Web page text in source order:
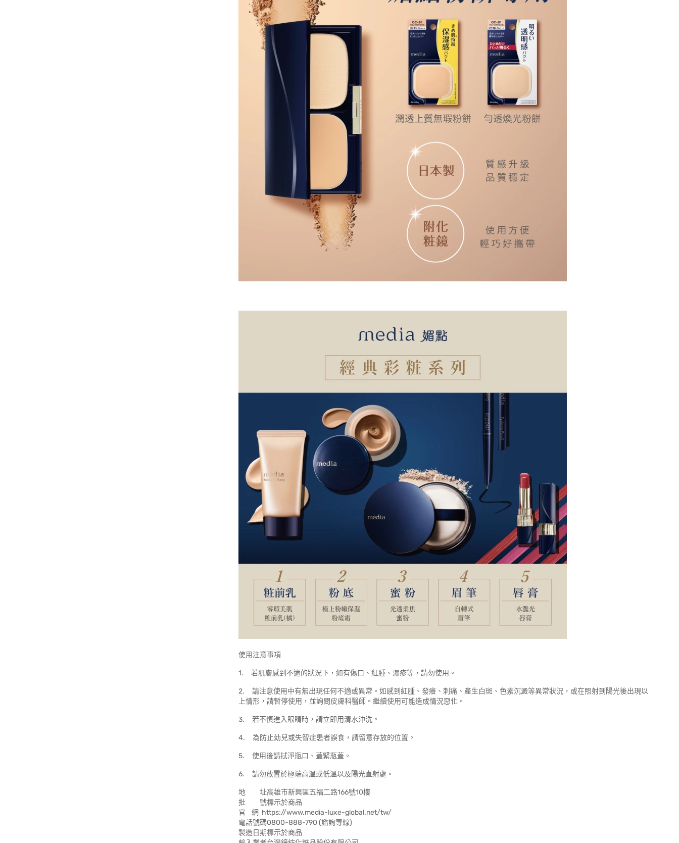
使用注意事項
1. 若肌膚感到不適的狀況下，如有傷口、紅腫、濕疹等，請勿使用。
2. 請注意使用中有無出現任何不適或異常。如感到紅腫、發癢、刺痛、產生白斑、色素沉澱等異常狀況，或在照射到陽光後出現以
上情形，請暫停使用，並詢問皮膚科醫師。繼續使用可能造成情況惡化。
3. 若不慎進入眼睛時，請立即用清水沖洗。
4. 為防止幼兒或失智症患者誤食，請留意存放的位置。
5. 使用後請拭淨瓶口、蓋緊瓶蓋。
6. 請勿放置於極端高溫或低溫以及陽光直射處。
地 址高雄市新興區五福二路166號10樓
批 號標示於商品
官 網 https://www.media-luxe-global.net/tw/
電話號碼0800-888-790 (諮詢專線)
製造日期標示於商品